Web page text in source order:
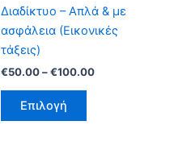
Διαδίκτυο – Απλά & με
ασφάλεια (Εικονικές
τάξεις)
€50.00–€100.00
Επιλογή
παραλλαγές.
μπορούν
επιλεγούν